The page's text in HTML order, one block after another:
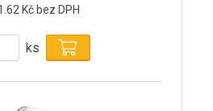
Kč bez DPH
ks